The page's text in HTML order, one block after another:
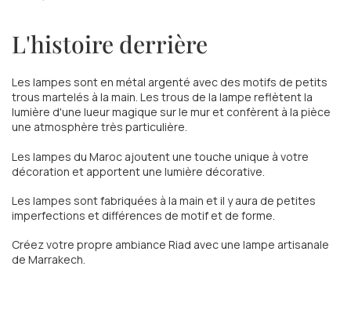
L'histoire derrière
Les lampes sont en métal argenté avec des motifs de petits
trous martelés à la main. Les trous de la lampe reflètent la
lumière d'une lueur magique sur le mur et confèrent à la pièce
une atmosphère très particulière.
Les lampes du Maroc ajoutent une touche unique à votre
décoration et apportent une lumière décorative.
Les lampes sont fabriquées à la main et il y aura de petites
imperfections et différences de motif et de forme.
Créez votre propre ambiance Riad avec une lampe artisanale
de Marrakech.